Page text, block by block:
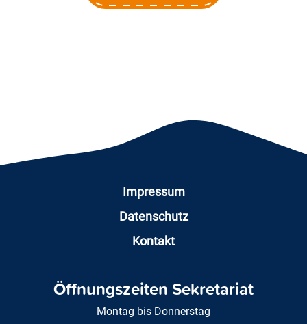
Öffnungszeiten Sekretariat
Montag bis Donnerstag
Impressum
Datenschutz
Kontakt